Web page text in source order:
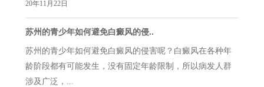
20年11月22日
苏州的青少年如何避免白癜风的侵..
苏州的青少年如何避免白癜风的侵害呢？白癜风在各种年
龄阶段都有可能发生，没有固定年龄限制，所以病发人群
涉及广泛，...